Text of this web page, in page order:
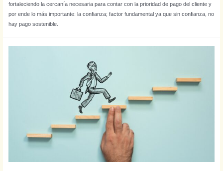
fortaleciendo la cercanía necesaria para contar con la prioridad de pago del cliente y
por ende lo más importante: la confianza; factor fundamental ya que sin confianza, no
hay pago sostenible.